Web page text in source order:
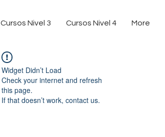
Cursos Nivel 3 Cursos Nivel 4 More
Widget Didn’t Load
Check your internet and refresh
this page.
If that doesn’t work, contact us.